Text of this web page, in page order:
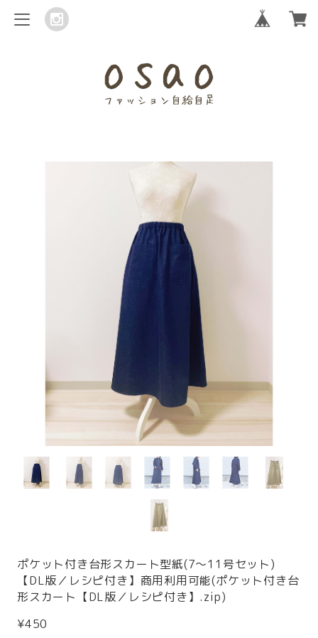
ポケット付き台形スカート型紙(7〜11号セット)
【DL版／レシピ付き】商用利用可能(ポケット付き台
形スカート【DL版／レシピ付き】.zip)
¥450